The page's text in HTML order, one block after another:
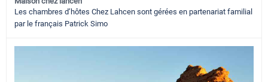
Les chambres d’hôtes Chez Lahcen sont gérées en partenariat familial
par le français Patrick Simo